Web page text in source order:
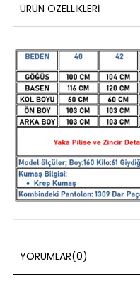
ÜRÜN ÖZELLIKLERI
YORUMLAR(0)